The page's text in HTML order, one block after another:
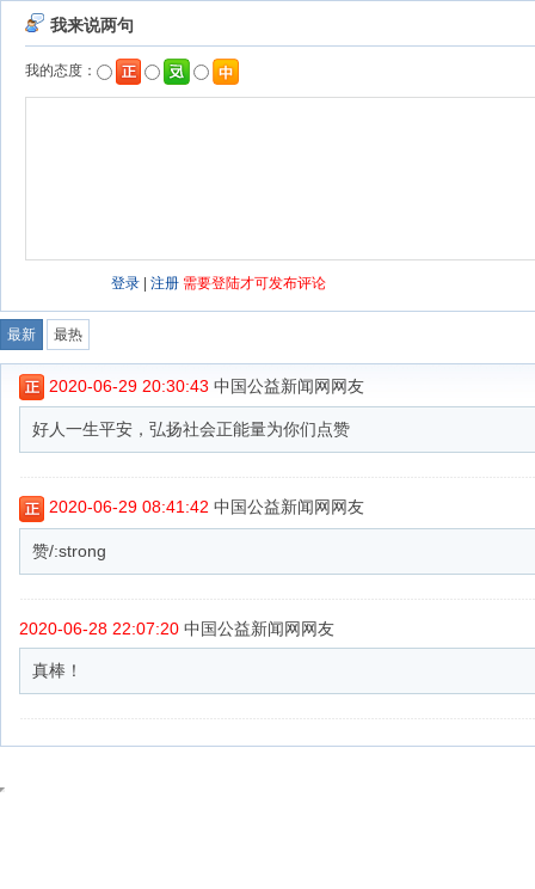
我来说两句
我的态度：
登录 注册 需要登陆才可发布评论
最新 最热
2020-06-29 20:30:43 中国公益新闻网网友
好人一生平安，弘扬社会正能量为你们点赞
2020-06-29 08:41:42 中国公益新闻网网友
赞/:strong
2020-06-28 22:07:20 中国公益新闻网网友
真棒！